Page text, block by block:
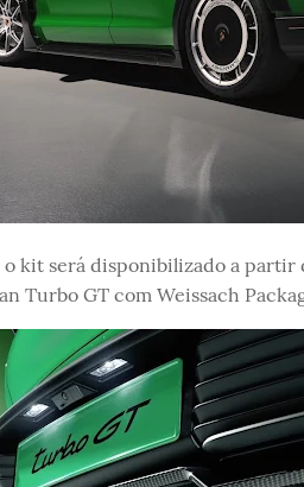
o kit será disponibilizado a
Turbo GT com Weissach